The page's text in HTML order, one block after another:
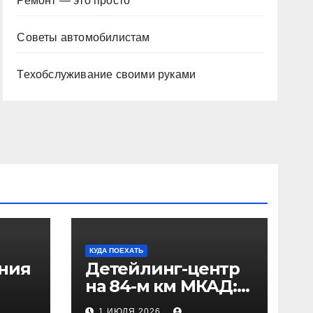
Советы автомобилистам
Техобслуживание своими руками
КУДА ПОЕХАТЬ
Детейлинг-центр
на 84-м км МКАД:
адрес и проезд